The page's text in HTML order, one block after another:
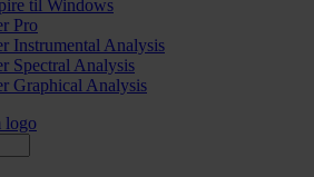
til Windows
Pro
Instrumental Analysis
Spectral Analysis
Graphical Analysis